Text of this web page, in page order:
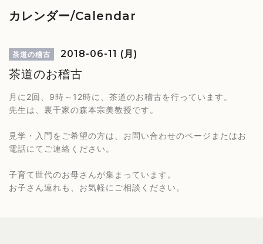
カレンダー/Calendar
茶道の稽古 2018-06-11 (月)
茶道のお稽古
月に2回、9時～12時に、茶道のお稽古を行っています。
先生は、裏千家の森本宗美教授です。
見学・入門をご希望の方は、お問い合わせのページまたはお
電話にてご連絡ください。
子育て世代のお母さんが集まっています。
お子さん連れも、お気軽にご相談ください。